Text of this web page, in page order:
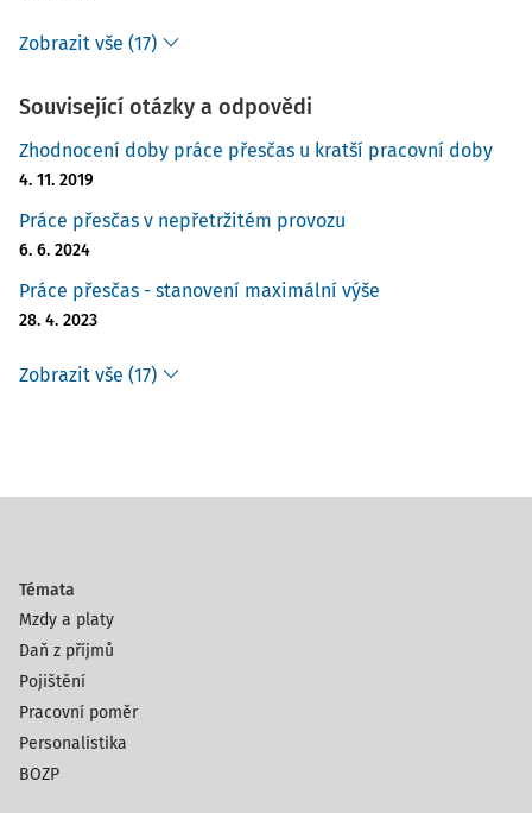
Zobrazit vše (17)
Související otázky a odpovědi
Zhodnocení doby práce přesčas u kratší pracovní doby
4. 11. 2019
Práce přesčas v nepřetržitém provozu
6. 6. 2024
Práce přesčas - stanovení maximální výše
28. 4. 2023
Zobrazit vše (17)
Témata
Mzdy a platy
Daň z příjmů
Pojištění
Pracovní poměr
Personalistika
BOZP